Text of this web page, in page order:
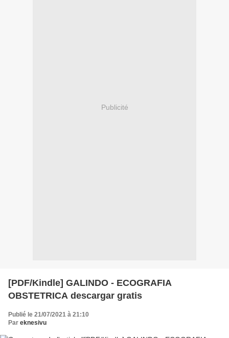
Publicité
[PDF/Kindle] GALINDO - ECOGRAFIA
OBSTETRICA descargar gratis
Publié le 21/07/2021 à 21:10
Par eknesivu